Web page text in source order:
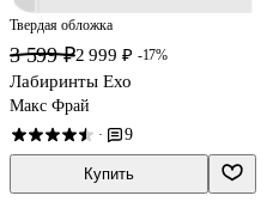
Твердая обложка
3 599 ₽2 999 ₽ -17%
Лабиринты Ехо
Макс Фрай
· 9
Купить